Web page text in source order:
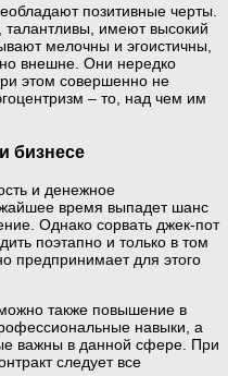
позитивные черты.
имеют высокий
мелочны и эгоистичны,
внешне. Они нередко
этом совершенно не
– то, над чем им
бизнесе
и денежное
время выпадет шанс
Однако сорвать джек-пот
поэтапно и только в том
предпринимает для этого
также повышение в
навыки, а
важны в данной сфере. При
следует все